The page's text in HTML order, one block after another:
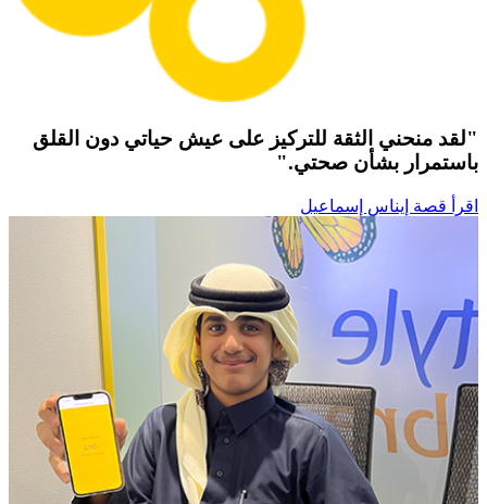
"لقد منحني الثقة للتركيز على عيش حياتي دون القلق
باستمرار بشأن صحتي."
اقرأ قصة إيناس إسماعيل